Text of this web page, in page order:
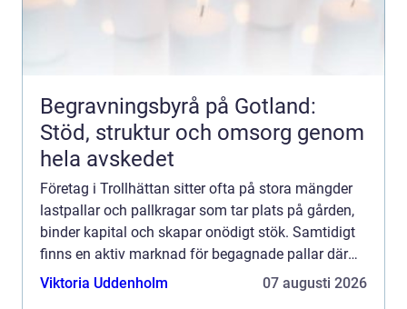
Begravningsbyrå på Gotland:
Stöd, struktur och omsorg genom
hela avskedet
Företag i Trollhättan sitter ofta på stora mängder
lastpallar och pallkragar som tar plats på gården,
binder kapital och skapar onödigt stök. Samtidigt
finns en aktiv marknad för begagnade pallar där
seriösa aktörer köper, sorterar och reparerar emba...
Viktoria Uddenholm 07 augusti 2026